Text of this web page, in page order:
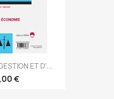
ET D’...
€